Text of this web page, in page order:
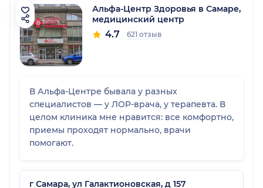
Альфа-Центр Здоровья в Самаре,
медицинский центр
4.7 621 отзыв
В Альфа-Центре бывала у разных
специалистов — у ЛОР-врача, у терапевта. В
целом клиника мне нравится: все комфортно,
приемы проходят нормально, врачи
помогают.
г Самара, ул Галактионовская, д 157